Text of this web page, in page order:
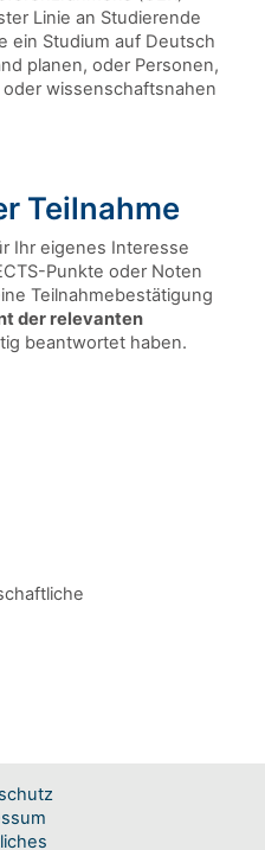
Linie an Studierende
ein Studium auf Deutsch
planen, oder Personen,
wissenschaftsnahen
Teilnahme
Ihr eigenes Interesse
Punkte oder Noten
Teilnahmebestätigung
der relevanten
beantwortet haben.